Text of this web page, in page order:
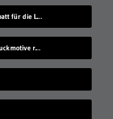
Wolt Gutscheincode: 15 Euro Rabatt für die Lieferando-Alternative!
Makro-Halbtöne: Ganz nah in Druckmotive reingezoomt